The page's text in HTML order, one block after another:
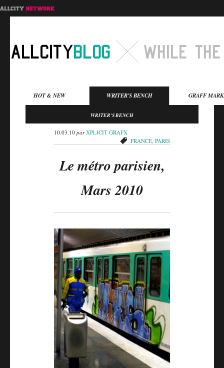
Aller au contenu
Aller au contenu
HOT & NEW WRITER'S BENCH GRAFF
WRITER'S BENCH
10.03.10 parXPLICIT GRAFX
FRANCE, PARIS
Le métro parisien,
Mars 2010